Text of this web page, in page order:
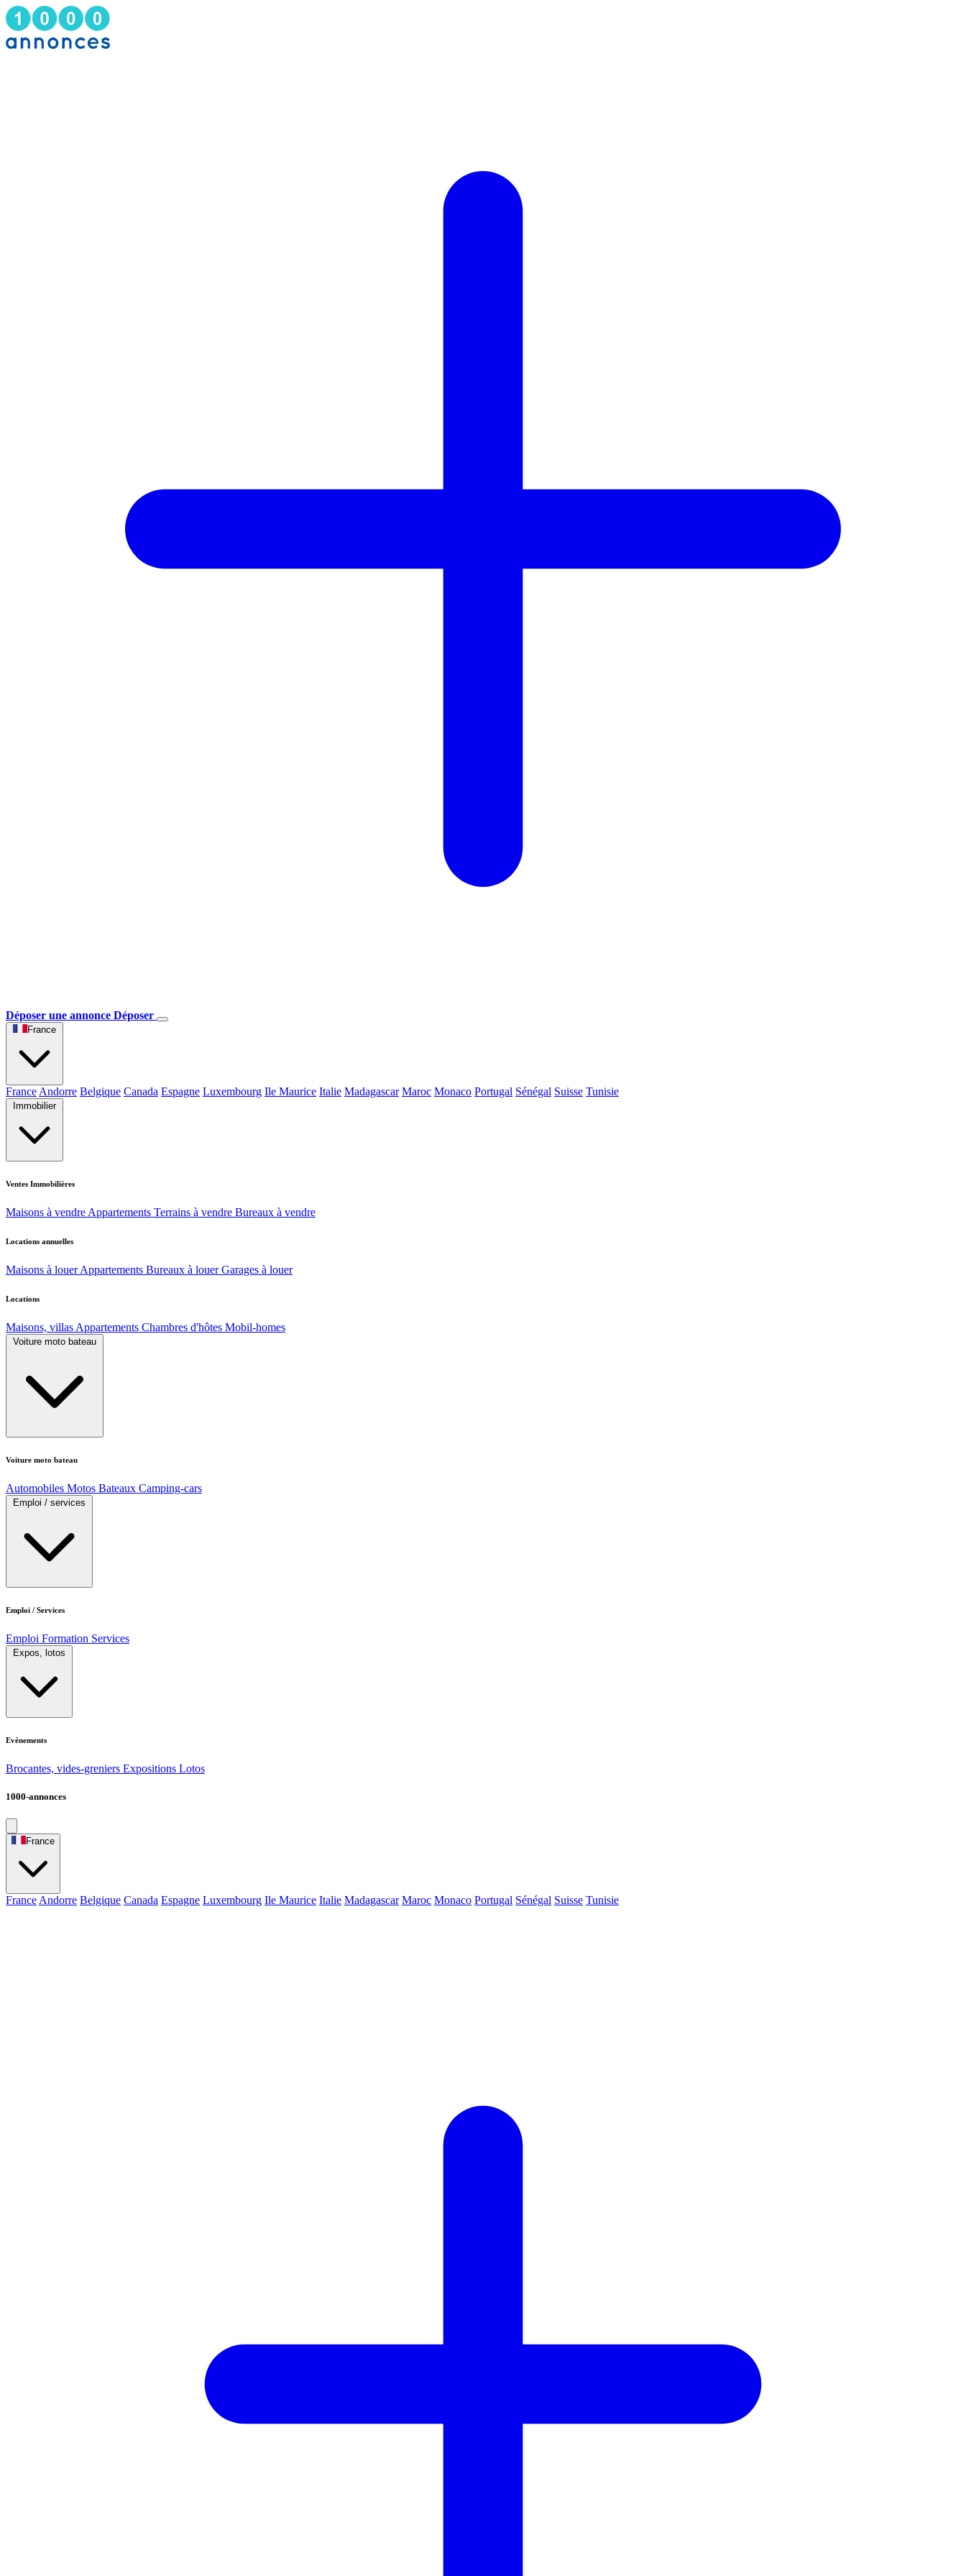
Déposer une annonce Déposer
France
France Andorre Belgique Canada Espagne Luxembourg Ile Maurice Italie Madagascar Maroc Monaco Portugal Sénégal Suisse Tunisie
Immobilier
Ventes Immobilières
Maisons à vendre Appartements Terrains à vendre Bureaux à vendre
Locations annuelles
Maisons à louer Appartements Bureaux à louer Garages à louer
Locations
Maisons, villas Appartements Chambres d'hôtes Mobil-homes
Voiture moto bateau
Voiture moto bateau
Automobiles Motos Bateaux Camping-cars
Emploi / services
Emploi / Services
Emploi Formation Services
Expos, lotos
Evènements
Brocantes, vides-greniers Expositions Lotos
1000-annonces
France
France Andorre Belgique Canada Espagne Luxembourg Ile Maurice Italie Madagascar Maroc Monaco Portugal Sénégal Suisse Tunisie